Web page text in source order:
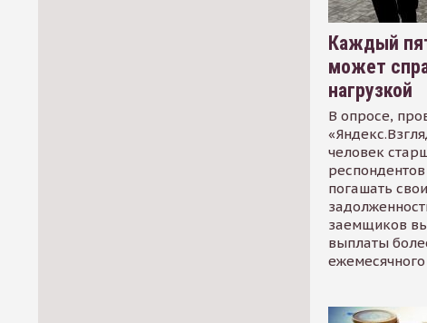
Каждый
может
нагрузкой
В опросе,
человек
погашать
заемщиков
выплаты